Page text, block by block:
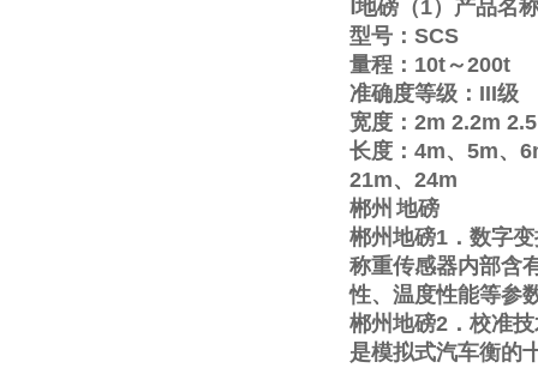
地磅（1）产品名
型号： SCS
量程： 10t～200t
准确度等级： III级
宽度： 2m 2.2m
长度： 4m、 5m、
21m、 24m
郴州 地磅
郴州地磅1 ．数字
称重传感器内部含
性、温度性能等参
郴州地磅2 ．校准
是模拟式汽车衡的